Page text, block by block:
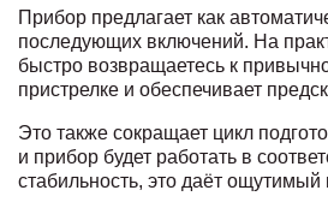
Прибор предлагает как
последующих включений. На
быстро возвращаетесь к
пристрелке и обеспечивает
Это также сокращает цикл
и прибор будет работать в
стабильность, это даёт